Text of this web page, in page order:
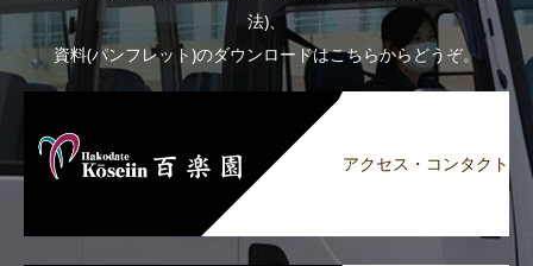
法)、
資料(パンフレット)のダウンロードはこちらからどうぞ。
アクセス・コンタクト